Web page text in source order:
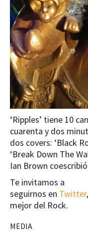
‘Ripples’ tiene 10
cuarenta y dos
dos covers: ‘Black
‘Break Down The
Ian Brown
Te invitamos a
seguirnos en Twitter,
mejor del Rock.
MEDIA